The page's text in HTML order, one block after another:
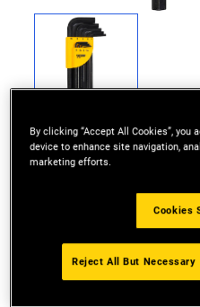
Ausführung:
By clicking “Accept All Cookies”,
device to enhance site navigation,
marketing efforts.
Cookies
Reject All But Necessary